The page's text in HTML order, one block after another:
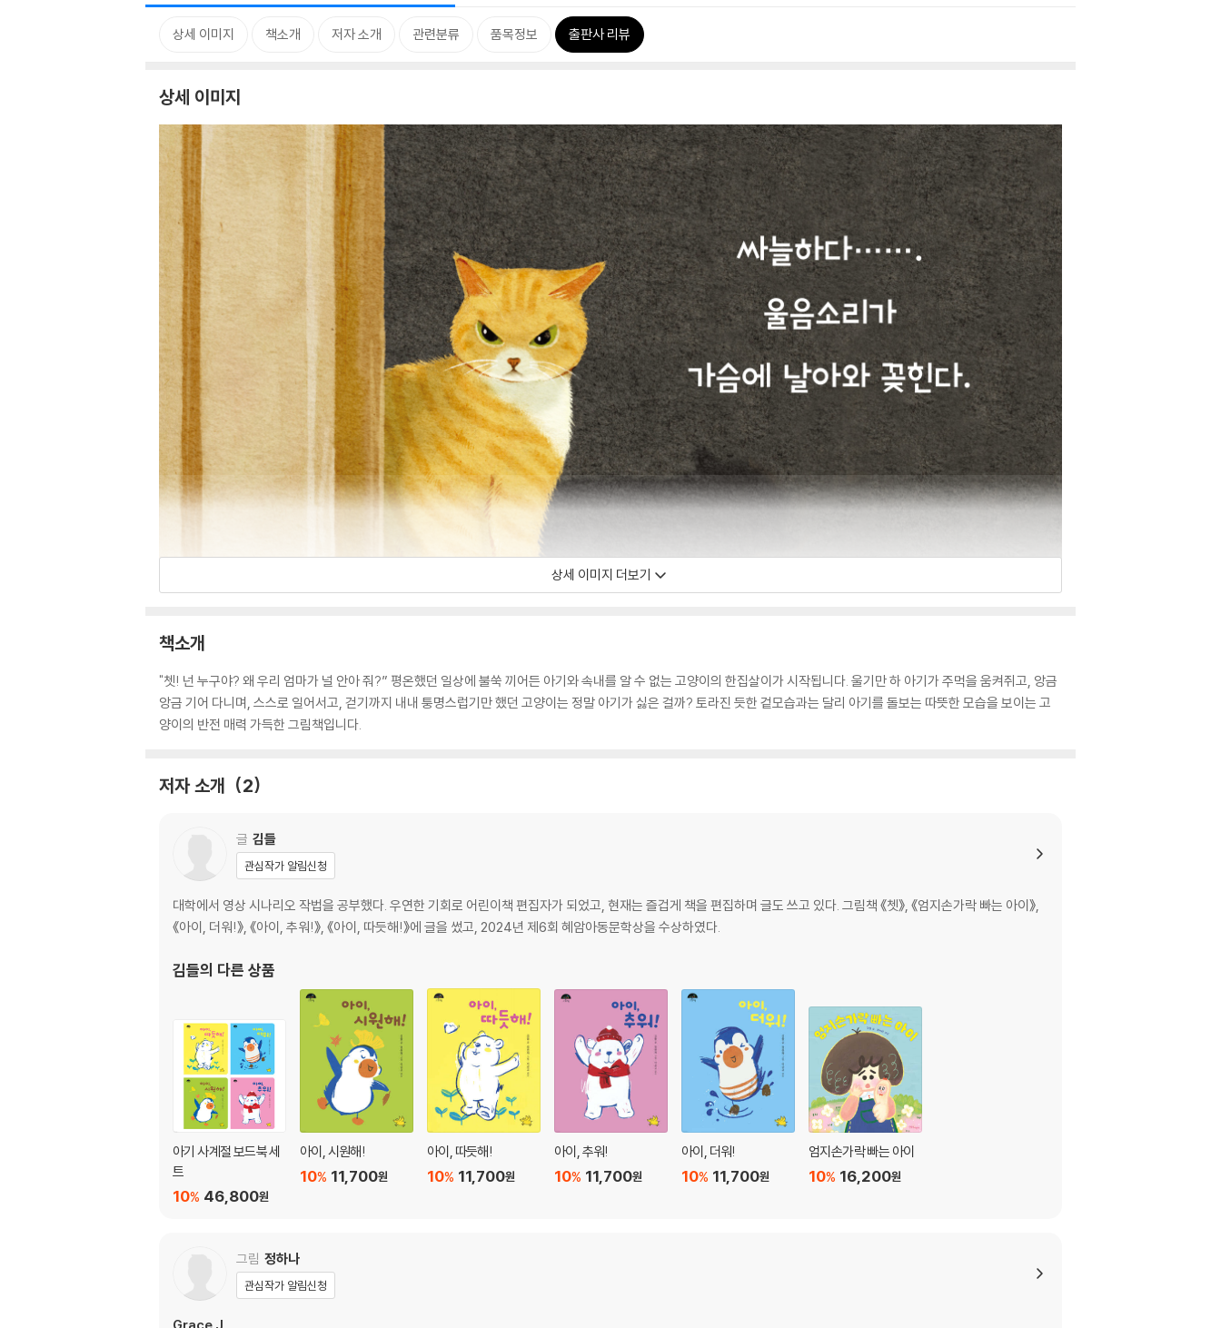
상세 이미지 책소개 저자 소개 관련분류 품목정보 출판사 리뷰
상세 이미지
상세 이미지 더보기
책소개
"쳇! 넌 누구야? 왜 우리 엄마가 널 안아 줘?” 평온했던 일상에 불쑥 끼어든 아기와 속내를 알 수 없는 고양이의 한집살이가 시작됩니다. 울기만 하 아기가 주먹을 움켜쥐고, 앙금
앙금 기어 다니며, 스스로 일어서고, 걷기까지 내내 퉁명스럽기만 했던 고양이는 정말 아기가 싫은 걸까? 토라진 듯한 겉모습과는 달리 아기를 돌보는 따뜻한 모습을 보이는 고
양이의 반전 매력 가득한 그림책입니다.
저자 소개 2
글 김들
관심작가 알림신청
대학에서 영상 시나리오 작법을 공부했다. 우연한 기회로 어린이책 편집자가 되었고, 현재는 즐겁게 책을 편집하며 글도 쓰고 있다. 그림책 《쳇》, 《엄지손가락 빠는 아이》,
《아이, 더워!》, 《아이, 추워!》, 《아이, 따듯해!》에 글을 썼고, 2024년 제6회 혜암아동문학상을 수상하였다.
김들의 다른 상품
아기 사계절 보드북 세
트
46,800원
10%
아이, 시원해!
11,700원
10%
아이, 따듯해!
11,700원
10%
아이, 추워!
11,700원
10%
아이, 더워!
11,700원
10%
엄지손가락 빠는 아이
16,200원
10%
그림 정하나
관심작가 알림신청